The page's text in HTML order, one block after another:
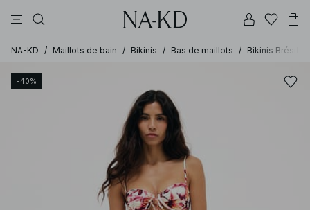
NA-KD / Maillots de bain / Bikinis / Bas de maillots / Bikinis Brésilien
-40%